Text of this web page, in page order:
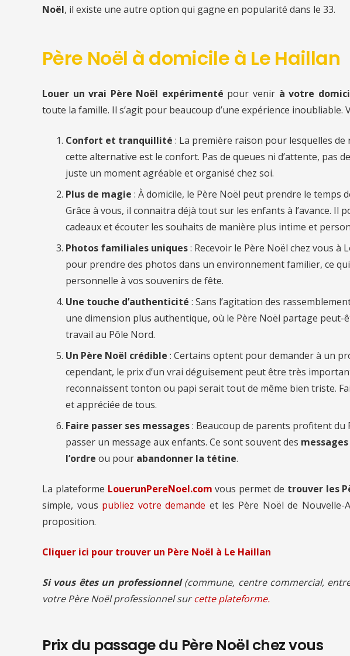
Noël, il existe une autre option qui gagne en popularité dans le 33.
Père Noël à domicile à Le Haillan
Louer un vrai Père Noël expérimenté pour venir à votre
toute la famille. Il s’agit pour beaucoup d’une expérience inoubliable.
Confort et tranquillité : La première raison pour lesquelles
cette alternative est le confort. Pas de queues ni d’attente, pas
juste un moment agréable et organisé chez soi.
Plus de magie : À domicile, le Père Noël peut prendre le temps
Grâce à vous, il connaitra déjà tout sur les enfants à l’avance. Il
cadeaux et écouter les souhaits de manière plus intime et
Photos familiales uniques: Recevoir le Père Noël chez vous à
pour prendre des photos dans un environnement familier, ce
personnelle à vos souvenirs de fête.
Une touche d’authenticité : Sans l’agitation des
une dimension plus authentique, où le Père Noël partage peut-
travail au Pôle Nord.
Un Père Noël crédible : Certains optent pour demander à un
cependant, le prix d’un vrai déguisement peut être très
reconnaissent tonton ou papi serait tout de même bien triste.
et appréciée de tous.
Faire passer ses messages: Beaucoup de parents profitent du
passer un message aux enfants. Ce sont souvent des
l’ordre ou pour abandonner la tétine.
La plateforme LouerunPereNoel.com vous permet de trouver les
simple, vous publiez votre demande et les Père Noël de
proposition.
Cliquer ici pour trouver un Père Noël à Le Haillan
Si vous êtes un professionnel(commune, centre commercial,
votre Père Noël professionnel surcette plateforme.
Prix du passage du Père Noël chez vous